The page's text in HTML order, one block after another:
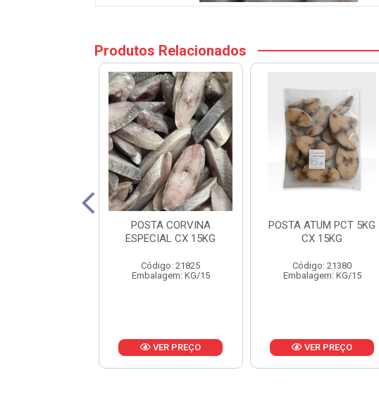
Produtos Relacionados
POSTA CORVINA
ESPECIAL CX 15KG
Código: 21825
Embalagem: KG/15
VER PREÇO
POSTA ATUM PCT 5KG
CX 15KG
Código: 21380
Embalagem: KG/15
VER PREÇO